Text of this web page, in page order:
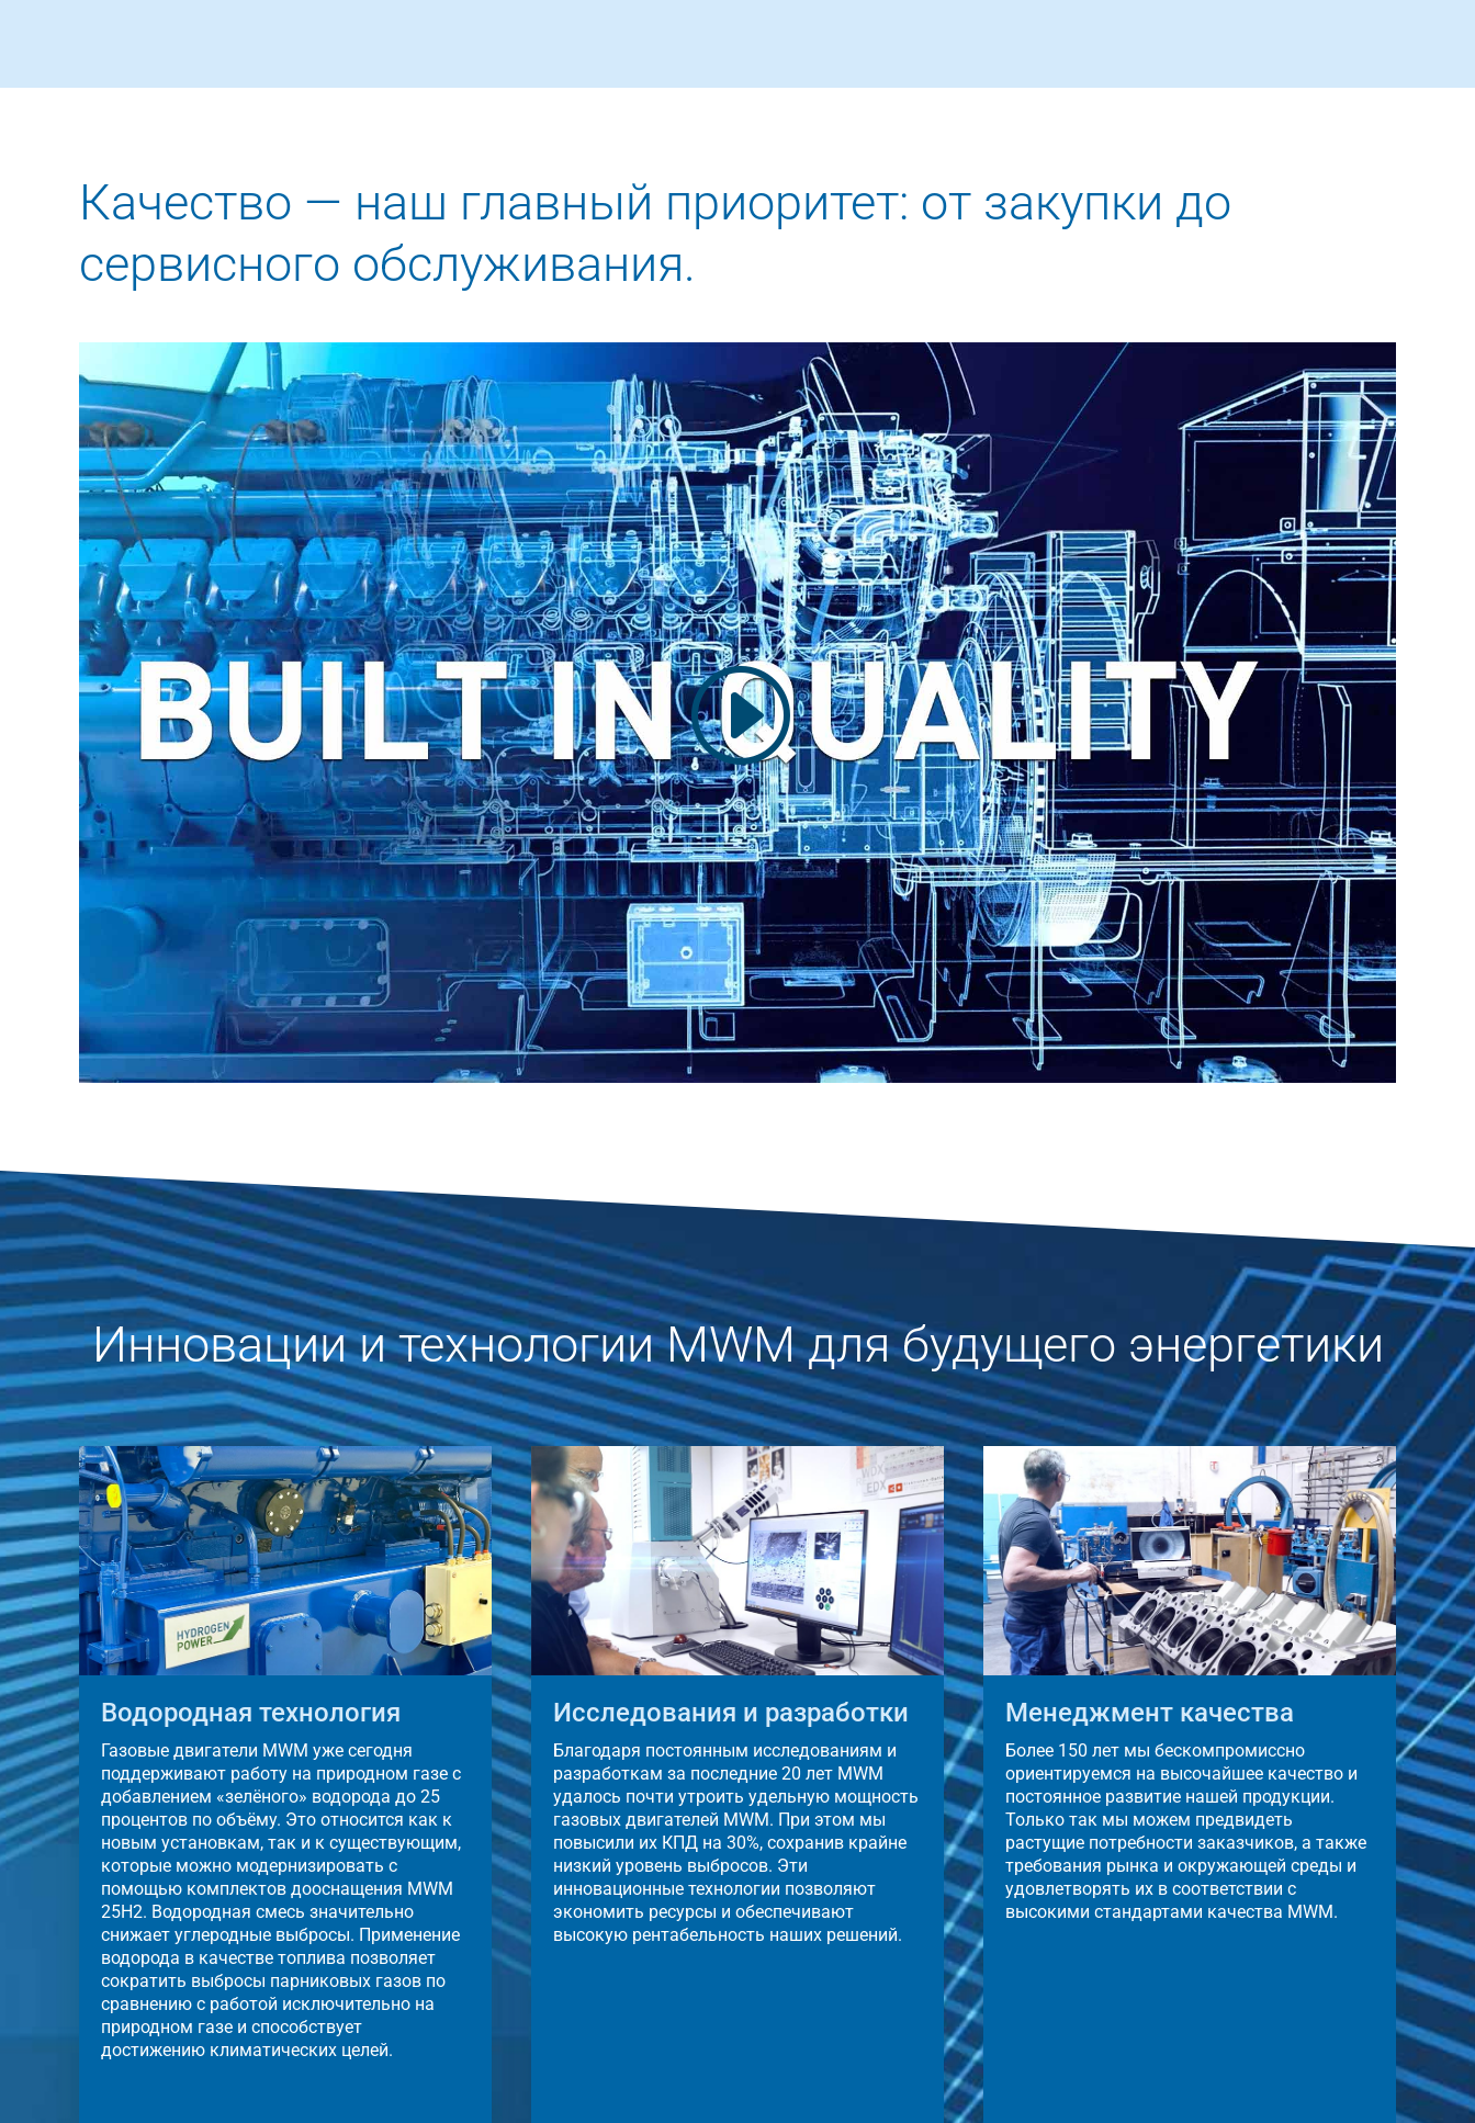
Качество — наш главный приоритет: от закупки до
сервисного обслуживания.
Инновации и технологии MWM для будущего энергетики
Водородная технология
Газовые двигатели MWM уже сегодня
поддерживают работу на природном газе с
добавлением «зелёного» водорода до 25
процентов по объёму. Это относится как к
новым установкам, так и к существующим,
которые можно модернизировать с
помощью комплектов дооснащения MWM
25H2. Водородная смесь значительно
снижает углеродные выбросы. Применение
водорода в качестве топлива позволяет
сократить выбросы парниковых газов по
сравнению с работой исключительно на
природном газе и способствует
достижению климатических целей.
Исследования и разработки
Благодаря постоянным исследованиям и
разработкам за последние 20 лет MWM
удалось почти утроить удельную мощность
газовых двигателей MWM. При этом мы
повысили их КПД на 30%, сохранив крайне
низкий уровень выбросов. Эти
инновационные технологии позволяют
экономить ресурсы и обеспечивают
высокую рентабельность наших решений.
Менеджмент качества
Более 150 лет мы бескомпромиссно
ориентируемся на высочайшее качество и
постоянное развитие нашей продукции.
Только так мы можем предвидеть
растущие потребности заказчиков, а также
требования рынка и окружающей среды и
удовлетворять их в соответствии с
высокими стандартами качества MWM.